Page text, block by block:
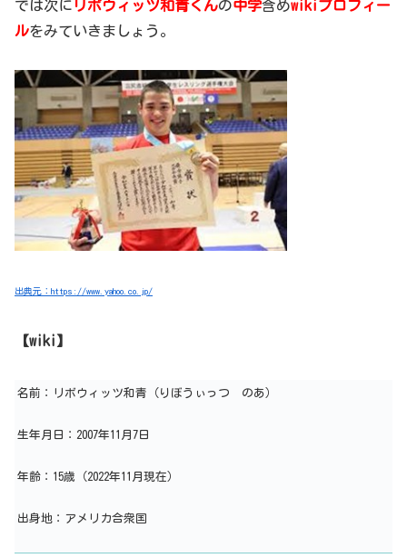
では次に リボウィッツ和青くんの中学含めwikiプロフィー
ルをみていきましょう。
出典元：https://www.yahoo.co.jp/
【wiki】
名前：リボウィッツ和青（りぼうぃっつ のあ）
生年月日：2007年11月7日
年齢：15歳（2022年11月現在）
出身地：アメリカ合衆国